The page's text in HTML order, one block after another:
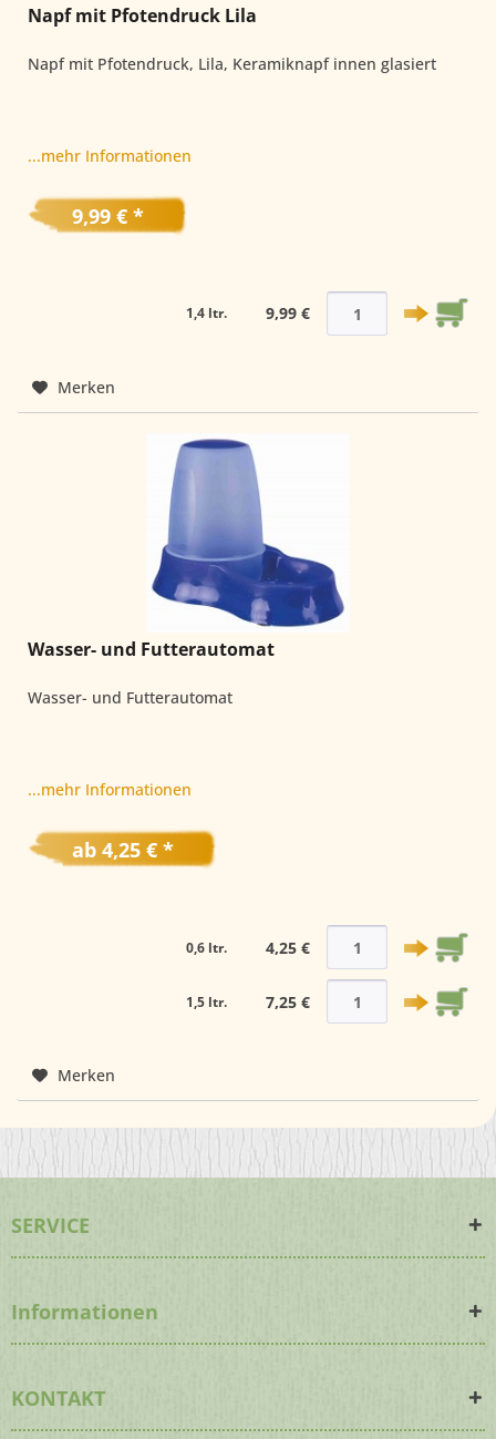
Napf mit Pfotendruck Lila
Napf mit Pfotendruck, Lila, Keramiknapf innen glasiert
...mehr Informationen
9,99 € *
1,4 ltr. 9,99 €
Merken
Wasser- und Futterautomat
Wasser- und Futterautomat
...mehr Informationen
ab 4,25 € *
0,6 ltr. 4,25 €
1,5 ltr. 7,25 €
Merken
SERVICE
Informationen
KONTAKT